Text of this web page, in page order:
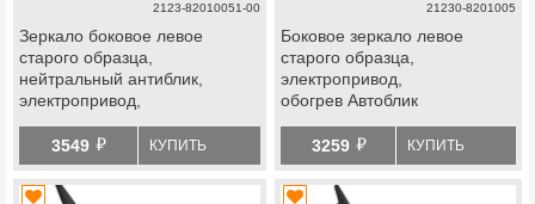
2123-82010051-00
Зеркало боковое левое
старого образца,
нейтральный антиблик,
электропривод,
Нива 2009-2012 г.в.
3549 й КУПИТЬ
21230-8201005
Боковое зеркало левое
старого образца,
электропривод,
обогрев Автоблик
3259 й КУПИТЬ